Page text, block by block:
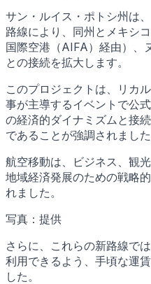
サン・ルイス・ポトシ州は
路線により、同州とメキシ
国際空港（AIFA）経由）、
との接続を拡大します。
このプロジェクトは、リカ
事が主導するイベントで公
の経済的ダイナミズムと接
であることが強調されました
航空移動は、ビジネス、観
地域経済発展のための戦略
れました。
写真：提供
さらに、これらの新路線で
利用できるよう、手頃な運
した。